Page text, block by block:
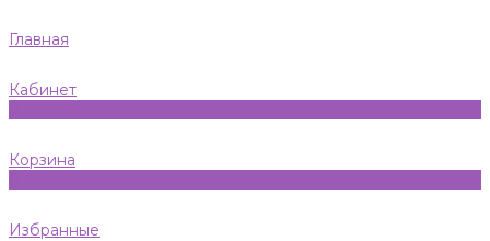
Главная
Кабинет
Корзина
Избранные